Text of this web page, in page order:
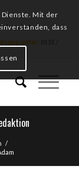
Angebot
unter:
/
Mit der
dass